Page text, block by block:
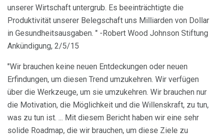
unserer Wirtschaft untergrub. Es beeinträchtigte die
Produktivität unserer Belegschaft uns Milliarden von Dollar
in Gesundheitsausgaben. " -Robert Wood Johnson Stiftung
Ankündigung, 2/5/15
"Wir brauchen keine neuen Entdeckungen oder neuen
Erfindungen, um diesen Trend umzukehren. Wir verfügen
über die Werkzeuge, um sie umzukehren. Wir brauchen nur
die Motivation, die Möglichkeit und die Willenskraft, zu tun,
was zu tun ist. ... Mit diesem Bericht haben wir eine sehr
solide Roadmap, die wir brauchen, um diese Ziele zu